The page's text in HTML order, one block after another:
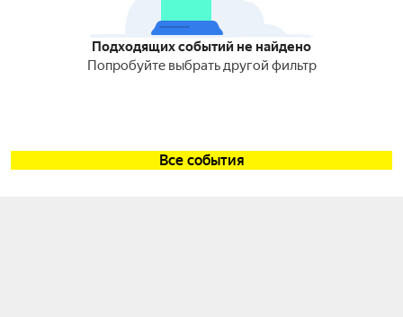
Подходящих событий не найдено
Попробуйте выбрать другой фильтр
Все события